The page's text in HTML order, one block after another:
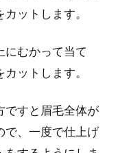
ットします。
にむかって当て
ットします。
ですと眉毛全体が
で、一度で仕上げ